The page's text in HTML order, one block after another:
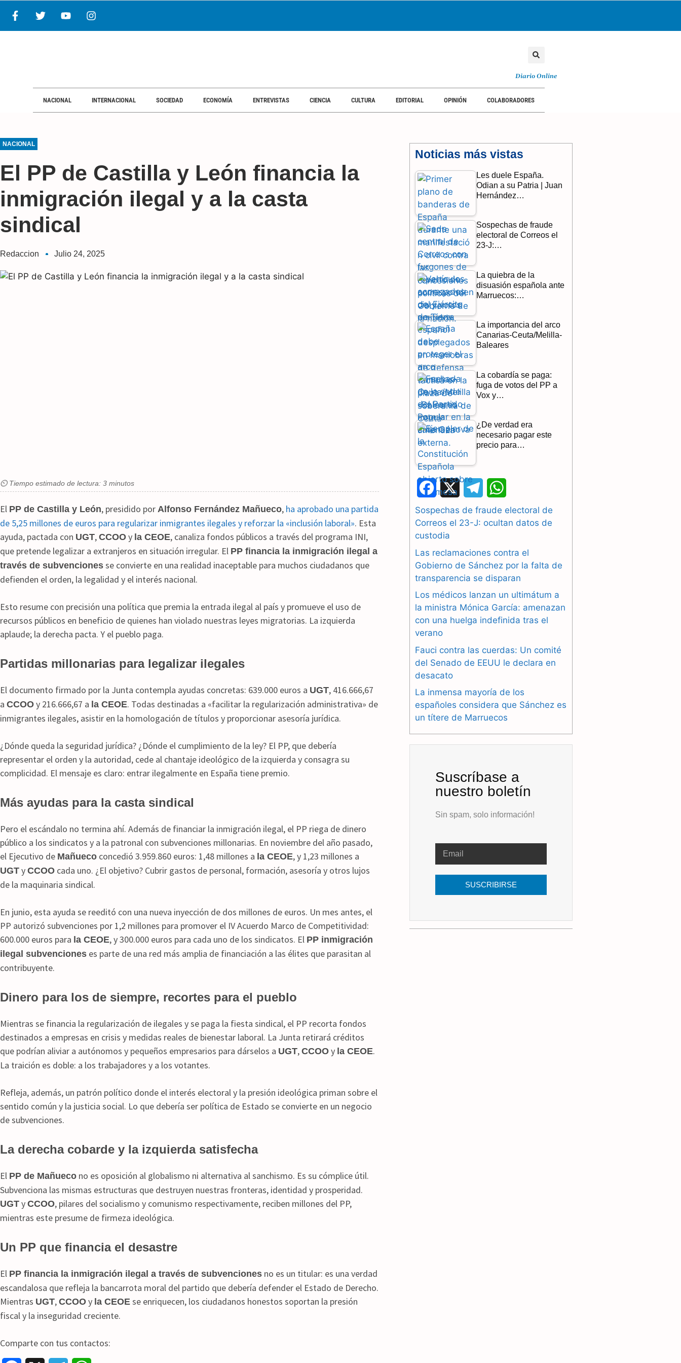
Diario Online
NACIONAL INTERNACIONAL SOCIEDAD ECONOMÍA ENTREVISTAS CIENCIA CULTURA EDITORIAL OPINIÓN COLABORADORES
NACIONAL
El PP de Castilla y León financia la
inmigración ilegal y a la casta
sindical
Redaccion Julio 24, 2025
⏲ Tiempo estimado de lectura: 3 minutos
El PP de Castilla y León, presidido por Alfonso Fernández Mañueco, ha aprobado una partida
de 5,25 millones de euros para regularizar inmigrantes ilegales y reforzar la «inclusión laboral». Esta
ayuda, pactada con UGT, CCOO y la CEOE, canaliza fondos públicos a través del programa INI,
que pretende legalizar a extranjeros en situación irregular. El PP financia la inmigración ilegal a
través de subvenciones se convierte en una realidad inaceptable para muchos ciudadanos que
defienden el orden, la legalidad y el interés nacional.
Esto resume con precisión una política que premia la entrada ilegal al país y promueve el uso de
recursos públicos en beneficio de quienes han violado nuestras leyes migratorias. La izquierda
aplaude; la derecha pacta. Y el pueblo paga.
Partidas millonarias para legalizar ilegales
El documento firmado por la Junta contempla ayudas concretas: 639.000 euros a UGT, 416.666,67
a CCOO y 216.666,67 a la CEOE. Todas destinadas a «facilitar la regularización administrativa» de
inmigrantes ilegales, asistir en la homologación de títulos y proporcionar asesoría jurídica.
¿Dónde queda la seguridad jurídica? ¿Dónde el cumplimiento de la ley? El PP, que debería
representar el orden y la autoridad, cede al chantaje ideológico de la izquierda y consagra su
complicidad. El mensaje es claro: entrar ilegalmente en España tiene premio.
Más ayudas para la casta sindical
Pero el escándalo no termina ahí. Además de financiar la inmigración ilegal, el PP riega de dinero
público a los sindicatos y a la patronal con subvenciones millonarias. En noviembre del año pasado,
el Ejecutivo de Mañueco concedió 3.959.860 euros: 1,48 millones a la CEOE, y 1,23 millones a
UGT y CCOO cada uno. ¿El objetivo? Cubrir gastos de personal, formación, asesoría y otros lujos
de la maquinaria sindical.
En junio, esta ayuda se reeditó con una nueva inyección de dos millones de euros. Un mes antes, el
PP autorizó subvenciones por 1,2 millones para promover el IV Acuerdo Marco de Competitividad:
600.000 euros para la CEOE, y 300.000 euros para cada uno de los sindicatos. El PP inmigración
ilegal subvenciones es parte de una red más amplia de financiación a las élites que parasitan al
contribuyente.
Dinero para los de siempre, recortes para el pueblo
Mientras se financia la regularización de ilegales y se paga la fiesta sindical, el PP recorta fondos
destinados a empresas en crisis y medidas reales de bienestar laboral. La Junta retirará créditos
que podrían aliviar a autónomos y pequeños empresarios para dárselos a UGT, CCOO y la CEOE.
La traición es doble: a los trabajadores y a los votantes.
Refleja, además, un patrón político donde el interés electoral y la presión ideológica priman sobre el
sentido común y la justicia social. Lo que debería ser política de Estado se convierte en un negocio
de subvenciones.
La derecha cobarde y la izquierda satisfecha
El PP de Mañueco no es oposición al globalismo ni alternativa al sanchismo. Es su cómplice útil.
Subvenciona las mismas estructuras que destruyen nuestras fronteras, identidad y prosperidad.
UGT y CCOO, pilares del socialismo y comunismo respectivamente, reciben millones del PP,
mientras este presume de firmeza ideológica.
Un PP que financia el desastre
El PP financia la inmigración ilegal a través de subvenciones no es un titular: es una verdad
escandalosa que refleja la bancarrota moral del partido que debería defender el Estado de Derecho.
Mientras UGT, CCOO y la CEOE se enriquecen, los ciudadanos honestos soportan la presión
fiscal y la inseguridad creciente.
Comparte con tus contactos:
Noticias más vistas
Les duele España.
Odian a su Patria | Juan
Hernández…
Sospechas de fraude
electoral de Correos el
23-J:…
La quiebra de la
disuasión española ante
Marruecos:…
La importancia del arco
Canarias-Ceuta/Melilla-
Baleares
La cobardía se paga:
fuga de votos del PP a
Vox y…
¿De verdad era
necesario pagar este
precio para…
F
a
c
b
o
o
k
e
l
g
a
m
h
a
s
A
p
p
Sospechas de fraude electoral de
Correos el 23-J: ocultan datos de
custodia
Las reclamaciones contra el
Gobierno de Sánchez por la falta de
transparencia se disparan
Los médicos lanzan un ultimátum a
la ministra Mónica García: amenazan
con una huelga indefinida tras el
verano
Fauci contra las cuerdas: Un comité
del Senado de EEUU le declara en
desacato
La inmensa mayoría de los
españoles considera que Sánchez es
un títere de Marruecos
Suscríbase a
nuestro boletín
Sin spam, solo información!
SUSCRIBIRSE